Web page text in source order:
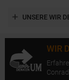
UNSERE WIR
WIR